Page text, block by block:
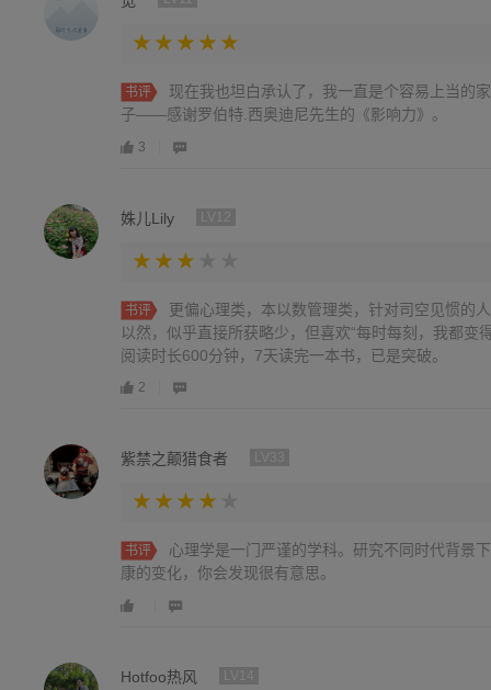
书评
现在我也坦白承认了，我一直是个容易上当的
子——感谢罗伯特.西奥迪尼先生的《影响力》。
3
姝儿Lily
书评
更偏心理类，本以数管理类，针对司空见惯的
以然，似乎直接所获略少，但喜欢“每时每刻，我都变
阅读时长600分钟，7天读完一本书，已是突破。
2
紫禁之颠猎食者
书评
心理学是一门严谨的学科。研究不同时代背景
康的变化，你会发现很有意思。
Hotfoo热风